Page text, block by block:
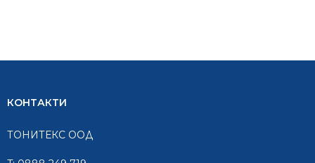
КОНТАКТИ
ТОНИТЕКС ООД